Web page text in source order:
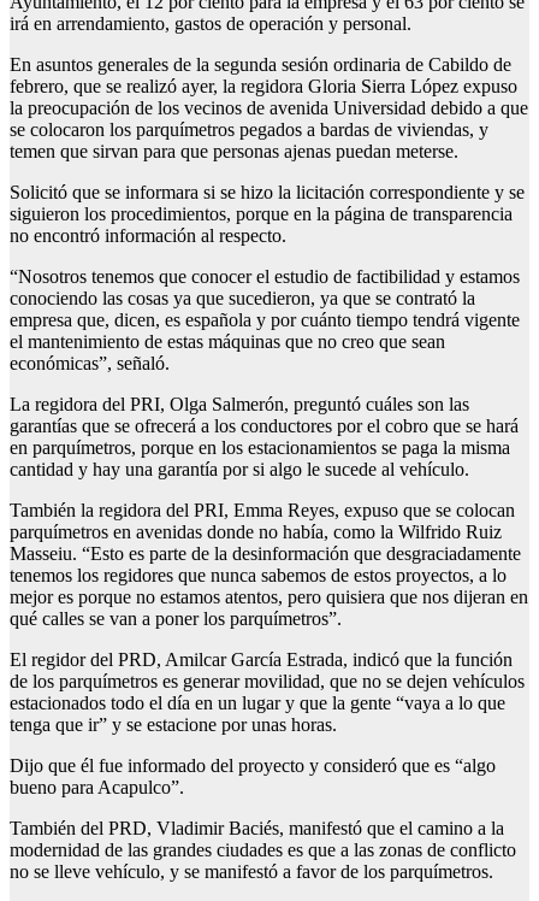
irá en arrendamiento, gastos de operación y personal.
En asuntos generales de la segunda sesión ordinaria de Cabildo de
febrero, que se realizó ayer, la regidora Gloria Sierra López expuso
la preocupación de los vecinos de avenida Universidad debido a que
se colocaron los parquímetros pegados a bardas de viviendas, y
temen que sirvan para que personas ajenas puedan meterse.
Solicitó que se informara si se hizo la licitación correspondiente y se
siguieron los procedimientos, porque en la página de transparencia
no encontró información al respecto.
“Nosotros tenemos que conocer el estudio de factibilidad y estamos
conociendo las cosas ya que sucedieron, ya que se contrató la
empresa que, dicen, es española y por cuánto tiempo tendrá vigente
el mantenimiento de estas máquinas que no creo que sean
económicas”, señaló.
La regidora del PRI, Olga Salmerón, preguntó cuáles son las
garantías que se ofrecerá a los conductores por el cobro que se hará
en parquímetros, porque en los estacionamientos se paga la misma
cantidad y hay una garantía por si algo le sucede al vehículo.
También la regidora del PRI, Emma Reyes, expuso que se colocan
parquímetros en avenidas donde no había, como la Wilfrido Ruiz
Masseiu. “Esto es parte de la desinformación que desgraciadamente
tenemos los regidores que nunca sabemos de estos proyectos, a lo
mejor es porque no estamos atentos, pero quisiera que nos dijeran en
qué calles se van a poner los parquímetros”.
El regidor del PRD, Amilcar García Estrada, indicó que la función
de los parquímetros es generar movilidad, que no se dejen vehículos
estacionados todo el día en un lugar y que la gente “vaya a lo que
tenga que ir” y se estacione por unas horas.
Dijo que él fue informado del proyecto y consideró que es “algo
bueno para Acapulco”.
También del PRD, Vladimir Baciés, manifestó que el camino a la
modernidad de las grandes ciudades es que a las zonas de conflicto
no se lleve vehículo, y se manifestó a favor de los parquímetros.